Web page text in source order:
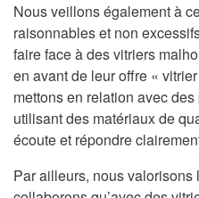
Nous veillons également à
raisonnables et non
faire face à des vitriers
en avant de leur offre «
mettons en relation avec
utilisant des matériaux de
écoute et répondre
Par ailleurs, nous